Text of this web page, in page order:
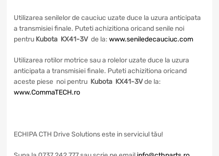
Utilizarea senilelor de cauciuc uzate duce la uzura anticipata
a transmisiei finale. Puteti achizitiona oricand senile noi
pentru Kubota KX41-3V de la: www.seniledecauciuc.com
Utilizarea rotilor motrice sau a rolelor uzate duce la uzura
anticipata a transmisiei finale. Puteti achizitiona oricand
aceste piese noi pentru Kubota KX41-3Vde la:
www.CommaTECH.ro
ECHIPA CTH Drive Solutions este in serviciul tău!